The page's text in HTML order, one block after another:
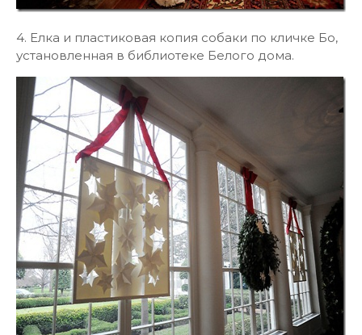
4. Елка и пластиковая копия собаки по кличке Бо,
установленная в библиотеке Белого дома.